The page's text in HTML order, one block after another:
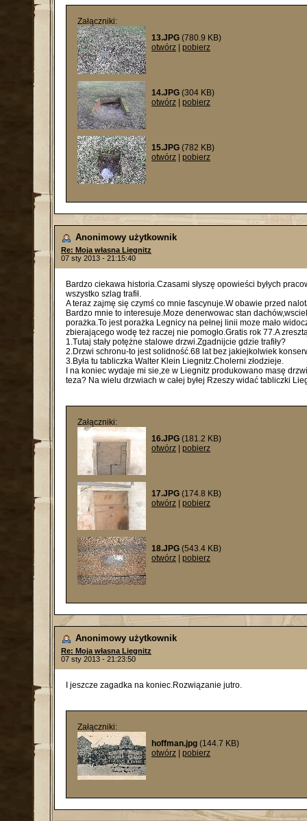
Załączniki:
13.JPG (780.9 KB)
otwórz
pobierz
14.JPG (304 KB)
otwórz
pobierz
15.JPG (782 KB)
otwórz
pobierz
Anonimowy użytkownik
Re: Moja własna Liegnitz
07 sty 2013 - 21:15:40
Bardzo ciekawa historia.Czasami słyszę opowieści byłych
wszystko szlag trafił.
A teraz zajmę się czymś co mnie fascynuje.W obawie przed
Bardzo mnie to interesuje.Moze denerwowac stan
porażka.To jest porażka Legnicy na pełnej linii moze mało
zbierającego wodę też raczej nie pomogło.Gratis rok 77.A
1.Tutaj stały potężne stalowe drzwi.Zgadnijcie gdzie trafiły?
2.Drzwi schronu-to jest solidność.68 lat bez jakiejkolwiek
3.Była tu tabliczka Walter Klein Liegnitz.Cholerni złodzieje.
I na koniec wydaje mi sie,ze w Liegnitz produkowano masę
teza? Na wielu drzwiach w całej byłej Rzeszy widać tabliczki
Załączniki:
16.JPG (181.2 KB)
otwórz
pobierz
17.JPG (174.8 KB)
otwórz
pobierz
18.JPG (543.4 KB)
otwórz
pobierz
Anonimowy użytkownik
Re: Moja własna Liegnitz
07 sty 2013 - 21:23:50
I jeszcze zagadka na koniec.Rozwiązanie jutro.
Załączniki:
hoffman.jpg (144.7 KB)
otwórz
pobierz